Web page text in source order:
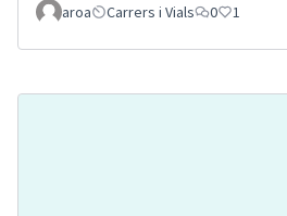
aroa Carrers i Vials 0 1